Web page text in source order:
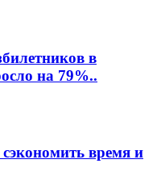
в
на 79%..
время и